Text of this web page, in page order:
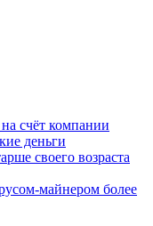
счёт компании
деньги
своего возраста
майнером более